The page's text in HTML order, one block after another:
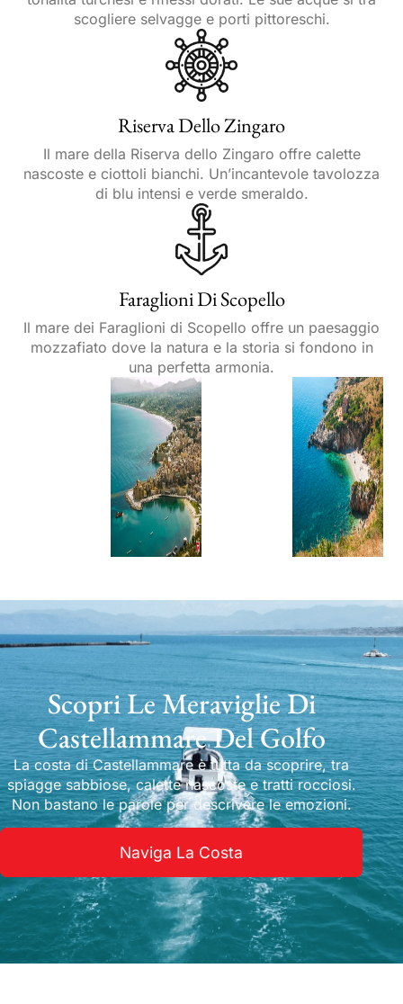
scogliere selvagge e porti pittoreschi.
Riserva Dello Zingaro
Il mare della Riserva dello Zingaro offre calette
nascoste e ciottoli bianchi. Un’incantevole tavolozza
di blu intensi e verde smeraldo.
Faraglioni Di Scopello
Il mare dei Faraglioni di Scopello offre un paesaggio
mozzafiato dove la natura e la storia si fondono in
una perfetta armonia.
Scopri Le Meraviglie Di
Castellammare Del Golfo
La costa di Castellammare è tutta da scoprire, tra
spiagge sabbiose, calette nascoste e tratti rocciosi.
Non bastano le parole per descrivere le emozioni.
Naviga La Costa